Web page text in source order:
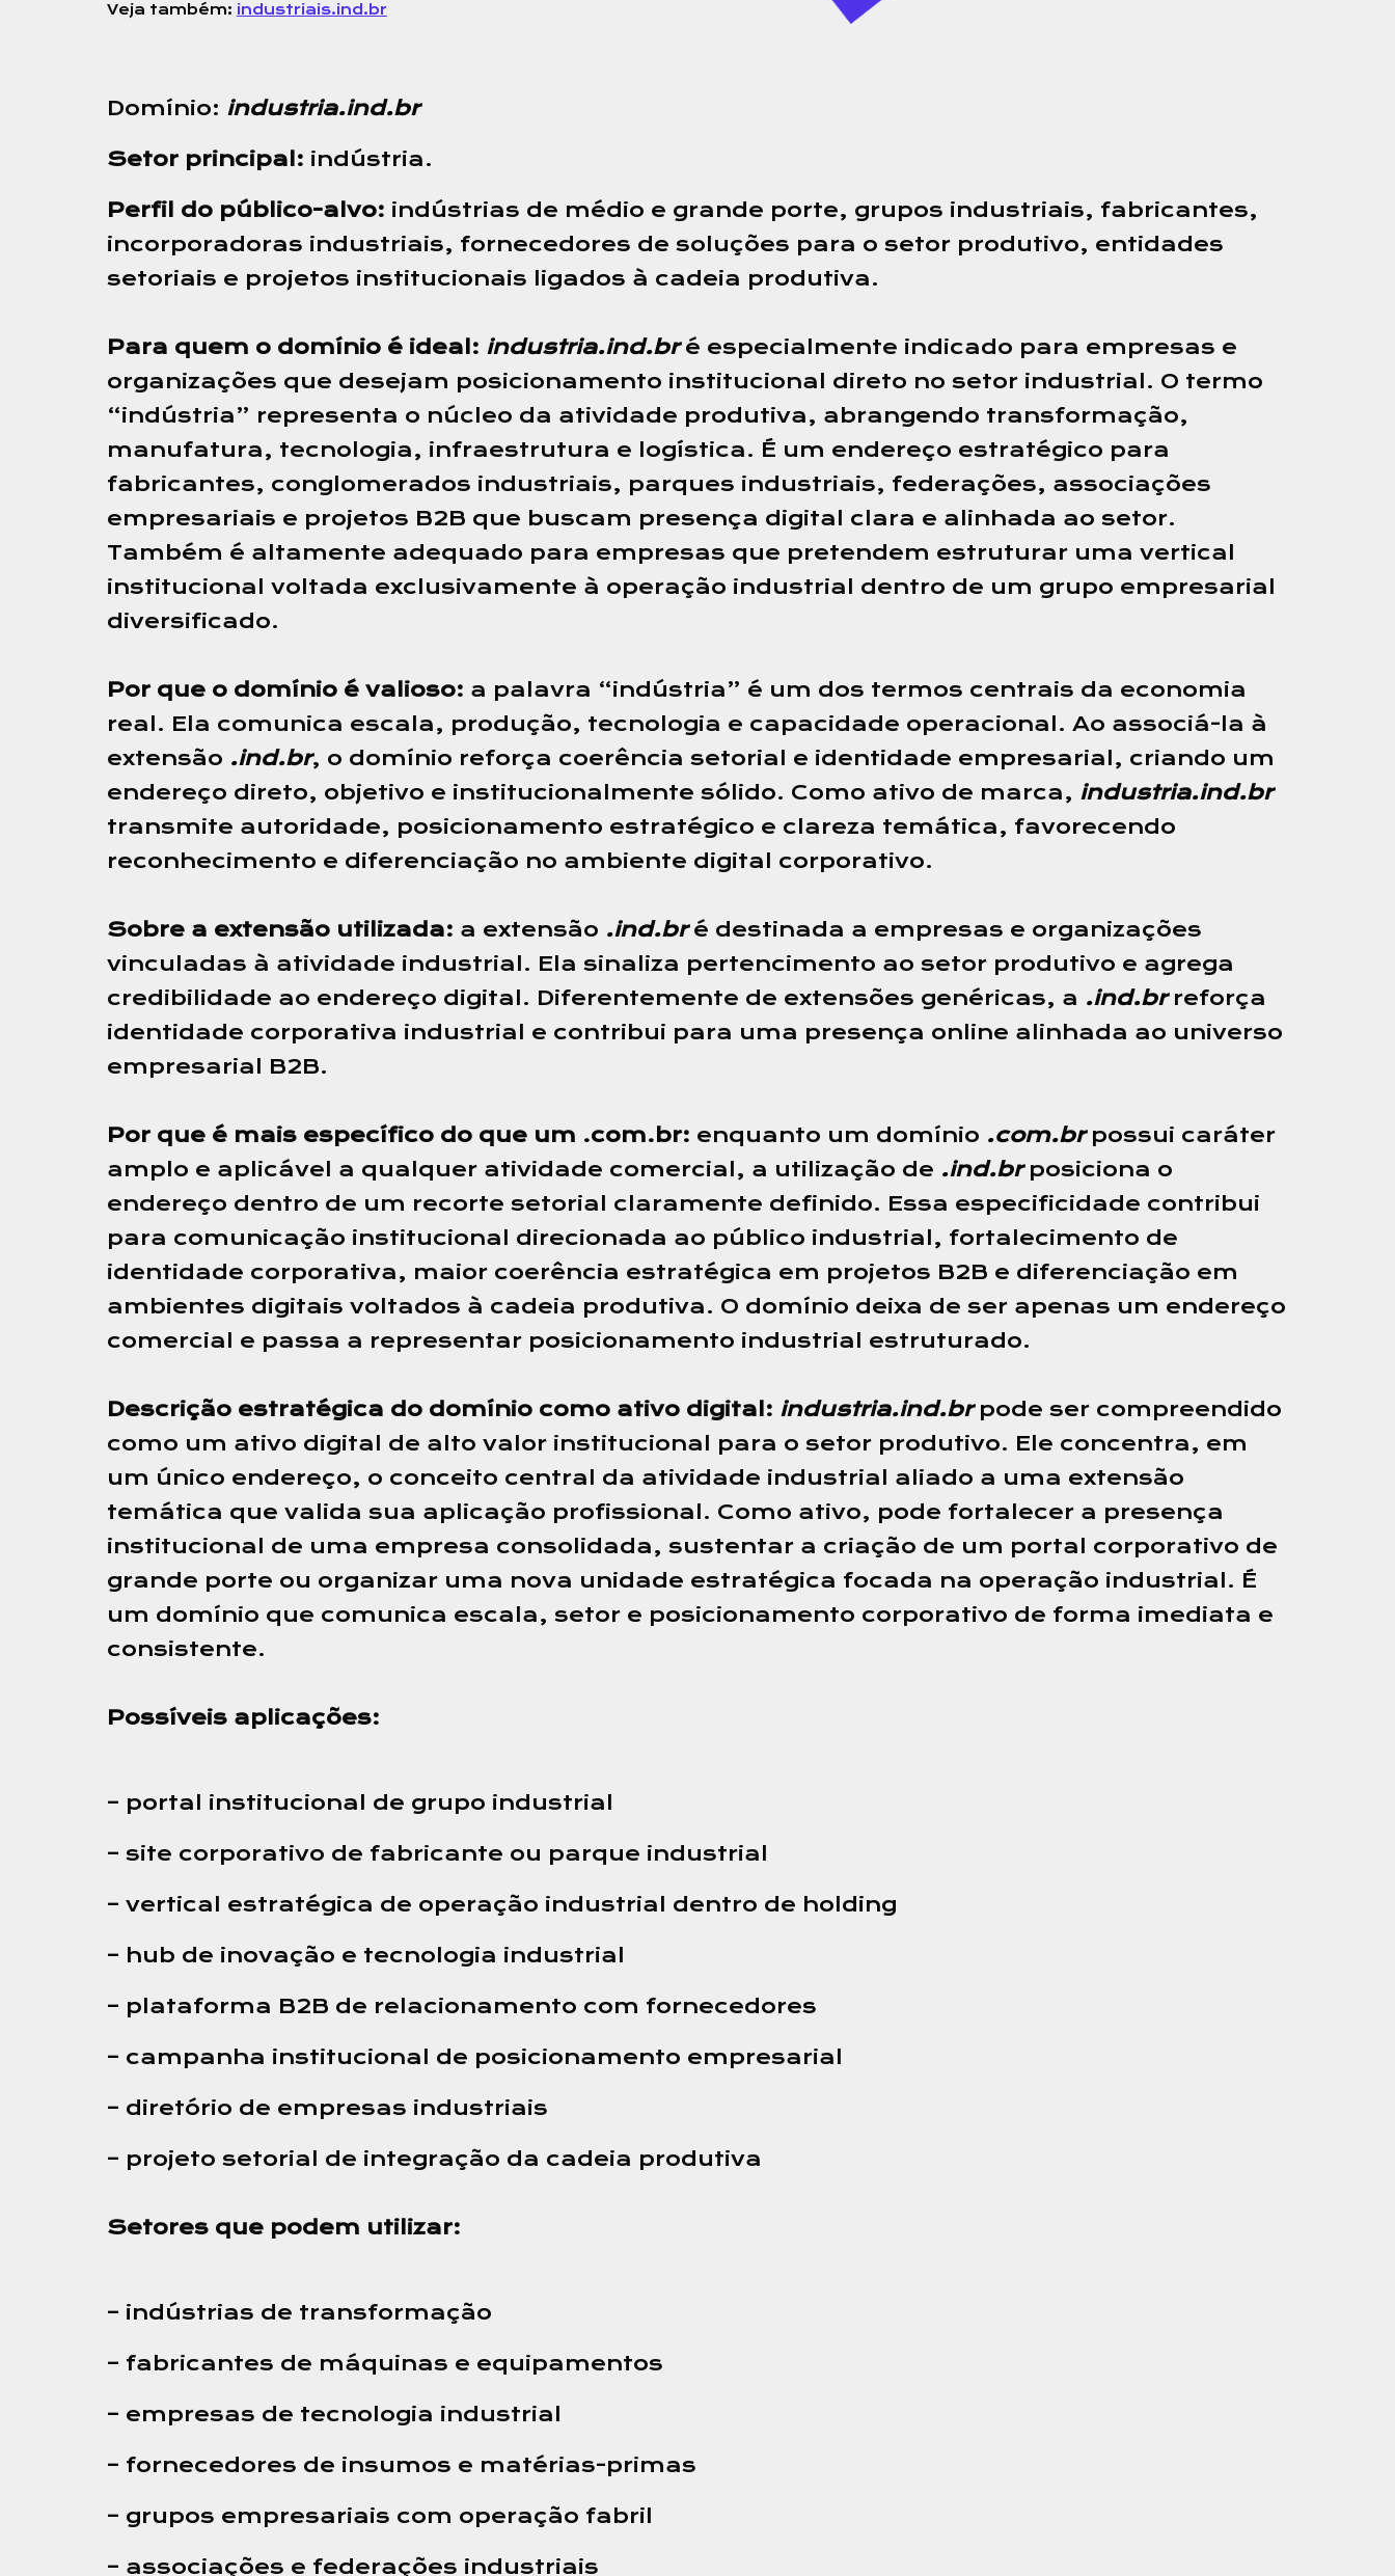
Veja também: industriais.ind.br
Domínio: industria.ind.br
Setor principal: indústria.
Perfil do público-alvo: indústrias de médio e grande porte, grupos industriais, fabricantes,
incorporadoras industriais, fornecedores de soluções para o setor produtivo, entidades
setoriais e projetos institucionais ligados à cadeia produtiva.
Para quem o domínio é ideal: industria.ind.bré especialmente indicado para empresas e
organizações que desejam posicionamento institucional direto no setor industrial. O termo
“indústria” representa o núcleo da atividade produtiva, abrangendo transformação,
manufatura, tecnologia, infraestrutura e logística. É um endereço estratégico para
fabricantes, conglomerados industriais, parques industriais, federações, associações
empresariais e projetos B2B que buscam presença digital clara e alinhada ao setor.
Também é altamente adequado para empresas que pretendem estruturar uma vertical
institucional voltada exclusivamente à operação industrial dentro de um grupo empresarial
diversificado.
Por que o domínio é valioso: a palavra “indústria” é um dos termos centrais da economia
real. Ela comunica escala, produção, tecnologia e capacidade operacional. Ao associá-la à
extensão .ind.br, o domínio reforça coerência setorial e identidade empresarial, criando um
endereço direto, objetivo e institucionalmente sólido. Como ativo de marca, industria.ind.br
transmite autoridade, posicionamento estratégico e clareza temática, favorecendo
reconhecimento e diferenciação no ambiente digital corporativo.
Sobre a extensão utilizada: a extensão .ind.bré destinada a empresas e organizações
vinculadas à atividade industrial. Ela sinaliza pertencimento ao setor produtivo e agrega
credibilidade ao endereço digital. Diferentemente de extensões genéricas, a .ind.brreforça
identidade corporativa industrial e contribui para uma presença online alinhada ao universo
empresarial B2B.
Por que é mais específico do que um .com.br: enquanto um domínio .com.brpossui caráter
amplo e aplicável a qualquer atividade comercial, a utilização de .ind.brposiciona o
endereço dentro de um recorte setorial claramente definido. Essa especificidade contribui
para comunicação institucional direcionada ao público industrial, fortalecimento de
identidade corporativa, maior coerência estratégica em projetos B2B e diferenciação em
ambientes digitais voltados à cadeia produtiva. O domínio deixa de ser apenas um endereço
comercial e passa a representar posicionamento industrial estruturado.
Descrição estratégica do domínio como ativo digital: industria.ind.brpode ser compreendido
como um ativo digital de alto valor institucional para o setor produtivo. Ele concentra, em
um único endereço, o conceito central da atividade industrial aliado a uma extensão
temática que valida sua aplicação profissional. Como ativo, pode fortalecer a presença
institucional de uma empresa consolidada, sustentar a criação de um portal corporativo de
grande porte ou organizar uma nova unidade estratégica focada na operação industrial. É
um domínio que comunica escala, setor e posicionamento corporativo de forma imediata e
consistente.
Possíveis aplicações:
– portal institucional de grupo industrial
– site corporativo de fabricante ou parque industrial
– vertical estratégica de operação industrial dentro de holding
– hub de inovação e tecnologia industrial
– plataforma B2B de relacionamento com fornecedores
– campanha institucional de posicionamento empresarial
– diretório de empresas industriais
– projeto setorial de integração da cadeia produtiva
Setores que podem utilizar:
– indústrias de transformação
– fabricantes de máquinas e equipamentos
– empresas de tecnologia industrial
– fornecedores de insumos e matérias-primas
– grupos empresariais com operação fabril
– associações e federações industriais